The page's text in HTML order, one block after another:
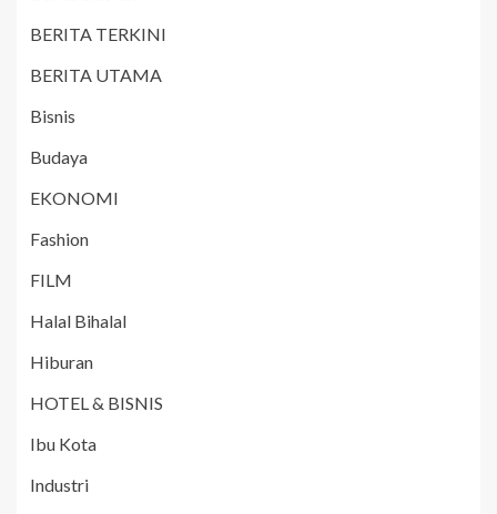
BERITA TERKINI
BERITA UTAMA
Bisnis
Budaya
EKONOMI
Fashion
FILM
Halal Bihalal
Hiburan
HOTEL & BISNIS
Ibu Kota
Industri